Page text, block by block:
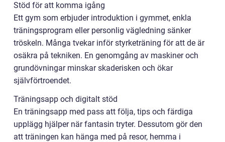
Stöd för att komma igång
Ett gym som erbjuder introduktion i gymmet, enkla
träningsprogram eller personlig vägledning sänker
tröskeln. Många tvekar inför styrketräning för att de är
osäkra på tekniken. En genomgång av maskiner och
grundövningar minskar skaderisken och ökar
självförtroendet.
Träningsapp och digitalt stöd
En träningsapp med pass att följa, tips och färdiga
upplägg hjälper när fantasin tryter. Dessutom gör den
att träningen kan hänga med på resor, hemma i